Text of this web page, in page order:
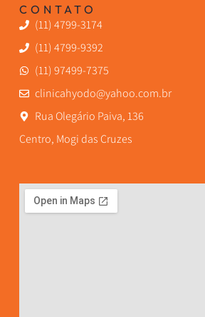
CONTATO
(11) 4799-3174
(11) 4799-9392
(11) 97499-7375
clinicahyodo@yahoo.com.br
Rua Olegário Paiva, 136
Centro, Mogi das Cruzes